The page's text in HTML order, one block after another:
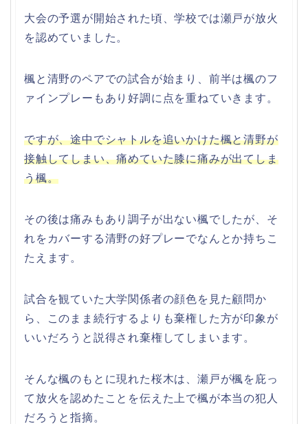
大会の予選が開始された頃、学校では瀬戸が放火
を認めていました。
楓と清野のペアでの試合が始まり、前半は楓のフ
ァインプレーもあり好調に点を重ねていきます。
ですが、途中でシャトルを追いかけた楓と清野が
接触してしまい、痛めていた膝に痛みが出てしま
う楓。
その後は痛みもあり調子が出ない楓でしたが、そ
れをカバーする清野の好プレーでなんとか持ちこ
たえます。
試合を観ていた大学関係者の顔色を見た顧問か
ら、このまま続行するよりも棄権した方が印象が
いいだろうと説得され棄権してしまいます。
そんな楓のもとに現れた桜木は、瀬戸が楓を庇っ
て放火を認めたことを伝えた上で楓が本当の犯人
だろうと指摘。